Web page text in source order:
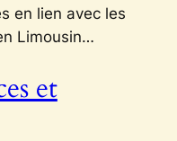
en lien avec les
Limousin…
et